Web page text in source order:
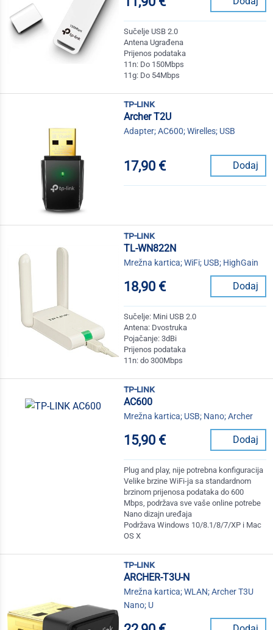
Sučelje USB 2.0
Antena Ugrađena
Prijenos podataka
11n: Do 150Mbps
11g: Do 54Mbps
tp-link
Archer T2U
Adapter; AC600; Wirelles; USB
17,90 € Dodaj
tp-link
TL-WN822N
Mrežna kartica; WiFi; USB; HighGain
18,90 € Dodaj
Sučelje: Mini USB 2.0
Antena: Dvostruka
Pojačanje: 3dBi
Prijenos podataka
11n: do 300Mbps
tp-link
AC600
Mrežna kartica; USB; Nano; Archer
15,90 € Dodaj
Plug and play, nije potrebna konfiguracija
Velike brzine WiFi-ja sa standardnom
brzinom prijenosa podataka do 600
Mbps, podržava sve vaše online potrebe
Nano dizajn uređaja
Podržava Windows 10/8.1/8/7/XP i Mac
OS X
tp-link
ARCHER-T3U-N
Mrežna kartica; WLAN; Archer T3U
Nano; U